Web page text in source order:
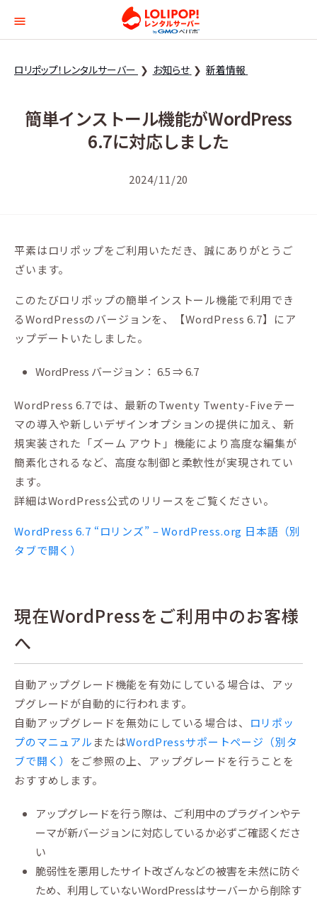
ロリポップ！レンタル
ロリポップ！レンタルサーバー お知らせ 新着情報
簡単インストール機能がWordPress
6.7に対応しました
2024/11/20
平素はロリポップをご利用いただき、誠にありがとうご
ざいます。
このたびロリポップの簡単インストール機能で利用でき
るWordPressのバージョンを、【WordPress 6.7】にア
ップデートいたしました。
WordPress バージョン： 6.5 ⇒ 6.7
WordPress 6.7では、最新のTwenty Twenty-Fiveテー
マの導入や新しいデザインオプションの提供に加え、新
規実装された「ズーム アウト」機能により高度な編集が
簡素化されるなど、高度な制御と柔軟性が実現されてい
ます。
詳細はWordPress公式のリリースをご覧ください。
WordPress 6.7 “ロリンズ” – WordPress.org 日本語（別
タブで開く）
現在WordPressをご利用中のお客様
へ
自動アップグレード機能を有効にしている場合は、アッ
プグレードが自動的に行われます。
自動アップグレードを無効にしている場合は、
ロリポッ
プのマニュアル またはWordPressサポートページ（別タ
ブで開く） をご参照の上、アップグレードを行うことを
おすすめします。
アップグレードを行う際は、ご利用中のプラグインやテ
ーマが新バージョンに対応しているか必ずご確認くださ
い
脆弱性を悪用したサイト改ざんなどの被害を未然に防ぐ
ため、利用していないWordPressはサーバーから削除す